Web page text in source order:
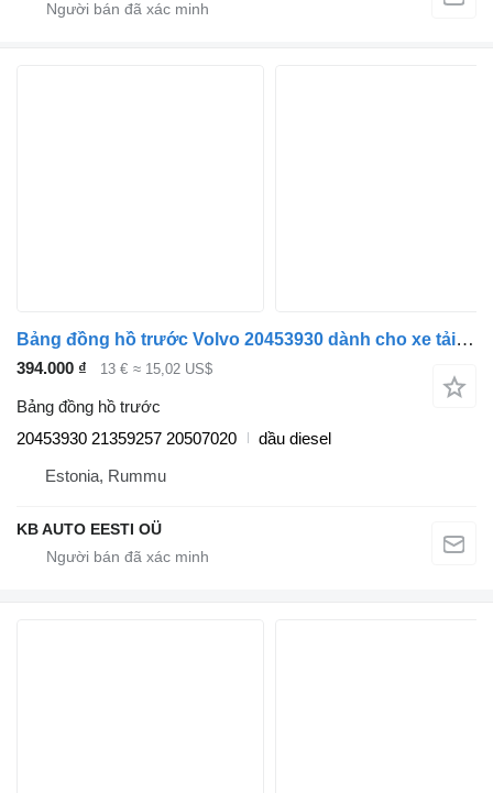
Bảng đồng hồ trước Volvo 20453930 dành cho xe tải Volvo FM7-FM12, FM, FMX (1998-2014)
394.000 ₫ 13 € ≈ 15,02 US$
Bảng đồng hồ trước
20453930 21359257 20507020
dầu diesel
Estonia, Rummu
KB AUTO EESTI OÜ